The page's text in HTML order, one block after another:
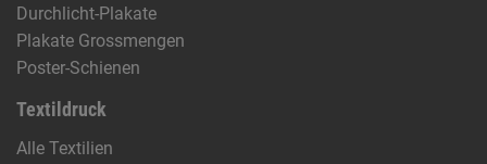
Durchlicht-Plakate
Plakate Grossmengen
Poster-Schienen
Textildruck
Alle Textilien